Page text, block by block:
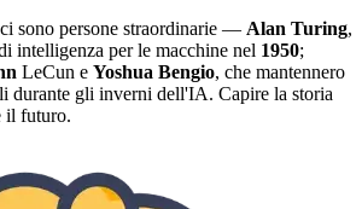
sono persone straordinarie — Alan Turing,
intelligenza per le macchine nel 1950;
LeCun e Yoshua Bengio, che mantennero
durante gli inverni dell'IA. Capire la storia
il futuro.